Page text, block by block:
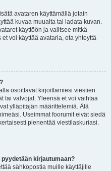
avataren käyttämällä jotain
kuvaa muualta tai ladata kuvan.
käyttöön ja valitsee mitkä
voi käyttää avataria, ota yhteyttä
osoittavat kirjoittamiesi viestien
tai valvojat. Yleensä et voi vaihtaa
ylläpitäjän määrittelemiä. Älä
Useimmat foorumit eivät siedä
pienentää viestilaskuriasi.
kirjautumaan?
sähköpostia muille käyttäjille